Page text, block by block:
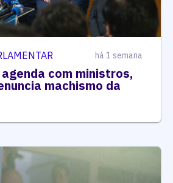
há 1 semana
com ministros,
machismo da